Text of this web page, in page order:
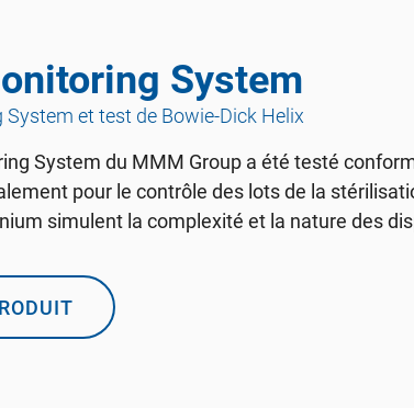
System
et test de Bowie-Dick Helix
System du MMM Group a été testé
pour le contrôle des lots de la
simulent la complexité et la nature des